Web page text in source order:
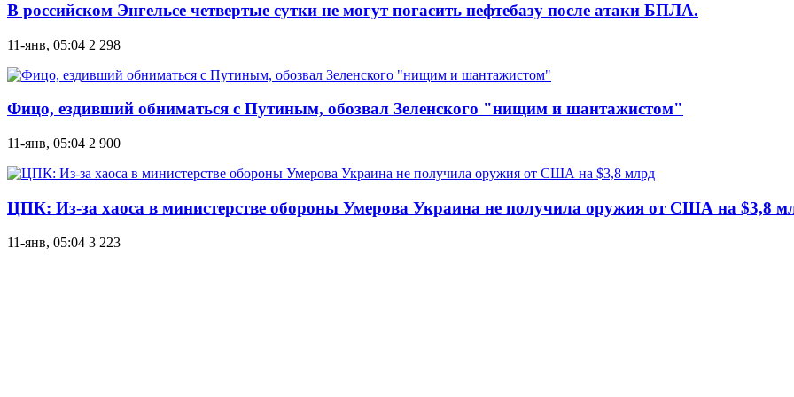
В российском Энгельсе четвертые сутки не могут погасить нефтебазу после атаки БПЛА.
11-янв, 05:04 2 298
Фицо, ездивший обниматься с Путиным, обозвал Зеленского "нищим и шантажистом"
11-янв, 05:04 2 900
ЦПК: Из-за хаоса в министерстве обороны Умерова Украина не получила оружия от США на $3,8
11-янв, 05:04 3 223